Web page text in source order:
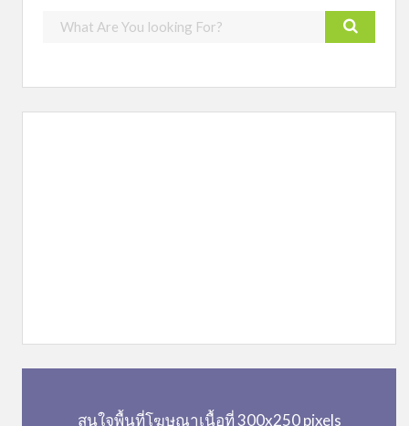
สนใจพื้นที่โฆษณาเนื้อที่ 300x250 pixels